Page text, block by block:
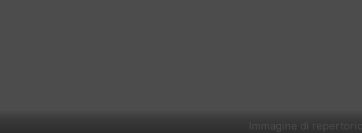
Immagine di repertorio